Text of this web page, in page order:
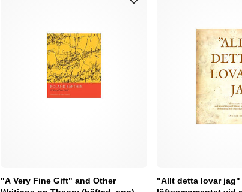
"A Very Fine Gift" and Other
"Allt detta lovar jag"